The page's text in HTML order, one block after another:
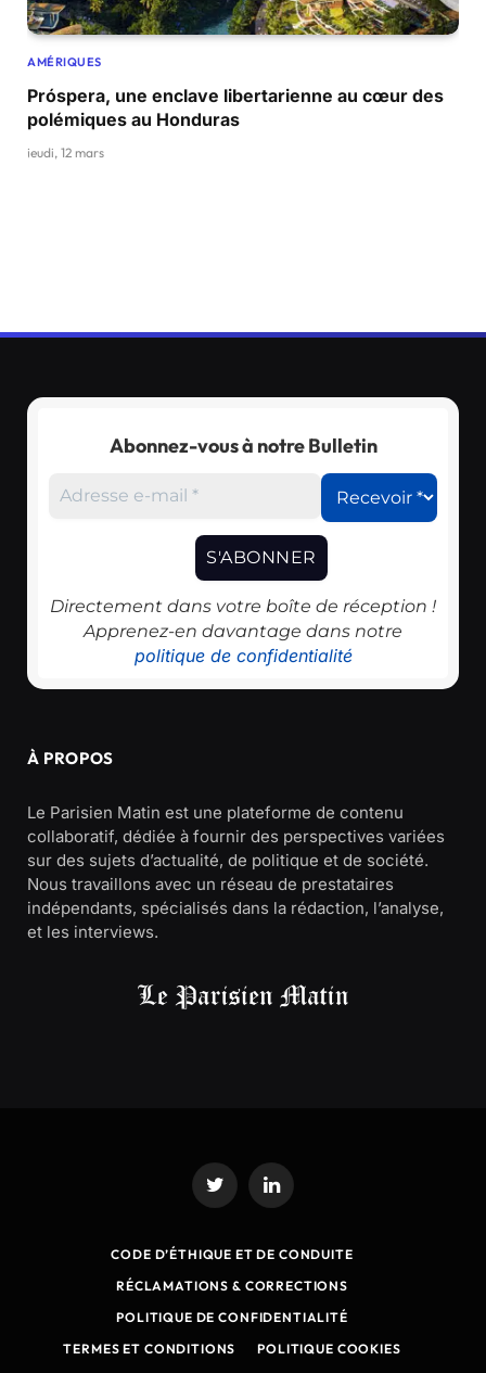
AMÉRIQUES
Próspera, une enclave libertarienne au cœur des
polémiques au Honduras
jeudi, 12 mars
Abonnez-vous à notre Bulletin
Directement dans votre boîte de réception !
Apprenez-en davantage dans notre
politique de confidentialité
À PROPOS
Le Parisien Matin est une plateforme de contenu
collaboratif, dédiée à fournir des perspectives variées
sur des sujets d’actualité, de politique et de société.
Nous travaillons avec un réseau de prestataires
indépendants, spécialisés dans la rédaction, l’analyse,
et les interviews.
Twitter LinkedIn
CODE D’ÉTHIQUE ET DE CONDUITE
RÉCLAMATIONS & CORRECTIONS
POLITIQUE DE CONFIDENTIALITÉ
TERMES ET CONDITIONS
POLITIQUE COOKIES